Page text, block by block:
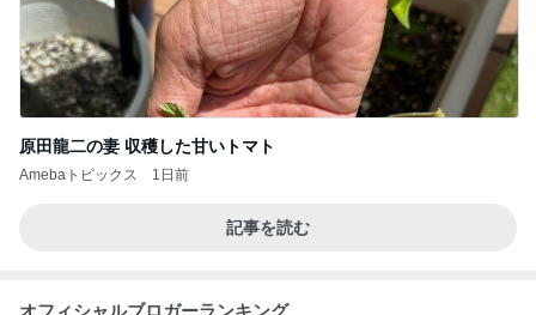
原田龍二の妻 収穫した甘いトマト
Amebaトピックス 1日前
記事を読む
オフィシャルブロガーランキング